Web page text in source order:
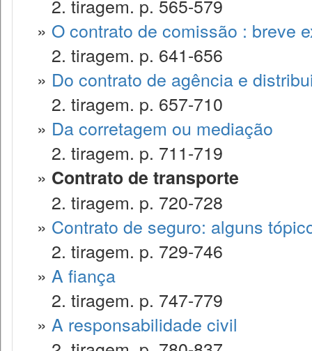
2. tiragem. p. 565-579
» O contrato de comissão : breve
2. tiragem. p. 641-656
» Do contrato de agência e
2. tiragem. p. 657-710
» Da corretagem ou mediação
2. tiragem. p. 711-719
» Contrato de transporte
2. tiragem. p. 720-728
» Contrato de seguro: alguns
2. tiragem. p. 729-746
» A fiança
2. tiragem. p. 747-779
» A responsabilidade civil